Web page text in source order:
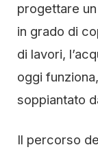
progettare
in grado di
di lavori,
oggi
soppiantato
Il percorso